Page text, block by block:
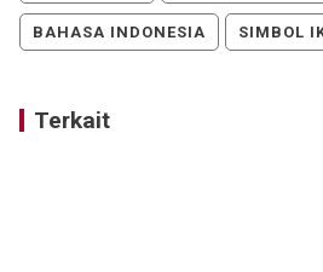
BAHASA INDONESIA SIMBOL
Terkait